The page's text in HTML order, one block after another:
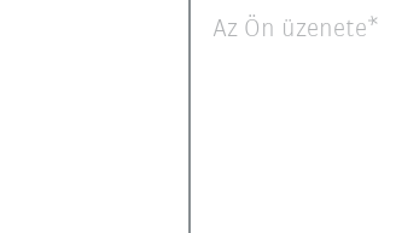
Az Ön üzenete